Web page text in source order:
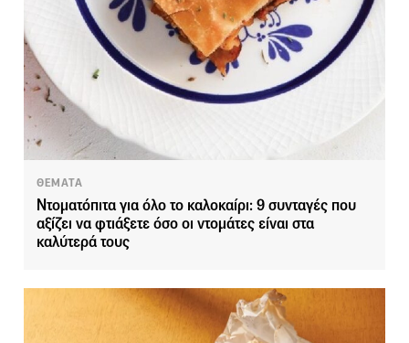
ΘΕΜΑΤΑ
Ντοματόπιτα για όλο το καλοκαίρι: 9 συνταγές που
αξίζει να φτιάξετε όσο οι ντομάτες είναι στα
καλύτερά τους